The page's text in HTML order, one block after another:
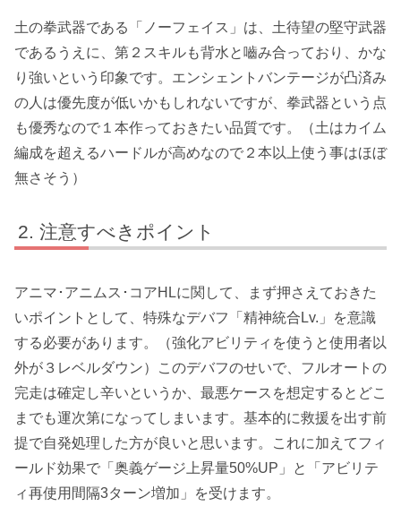
土の拳武器である「 ノーフェイス 」は、土待望の堅守武器
であるうえに、第２スキルも背水と嚙み合っており、かな
り強いという印象です。エンシェントバンテージが凸済み
の人は優先度が低いかもしれないですが、拳武器という点
も優秀なので１本作っておきたい品質です。（土はカイム
編成を超えるハードルが高めなので２本以上使う事はほぼ
無さそう）
注意すべきポイント
アニマ･アニムス･コアHLに関して、まず押さえておきた
いポイントとして、特殊なデバフ「 精神統合Lv. 」を意識
する必要があります。（強化アビリティを使うと使用者以
外が３レベルダウン）このデバフのせいで、フルオートの
完走は確定し辛いというか、最悪ケースを想定するとどこ
までも運次第になってしまいます。基本的に救援を出す前
提で自発処理した方が良いと思います。これに加えてフィ
ールド効果で「奥義ゲージ上昇量50%UP」と「アビリテ
ィ再使用間隔3ターン増加」を受けます。